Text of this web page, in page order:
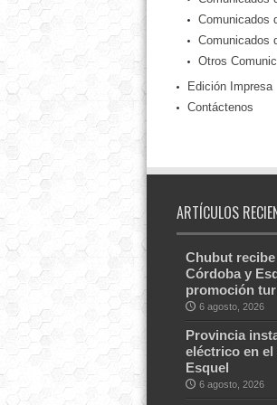
Comunicados
Comunicados
Otros
Edición Impresa
Contáctenos
ARTÍCULOS
Chubut
Córdoba y
promoción
6 agosto, 2026
Provincia
eléctrico en
Esquel
6 agosto, 2026